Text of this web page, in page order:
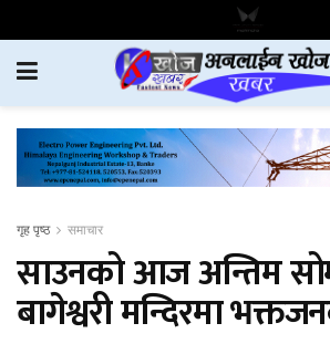
गृह पृष्ठ समाचार
साउनको आज अन्तिम
बागेश्वरी मन्दिरमा